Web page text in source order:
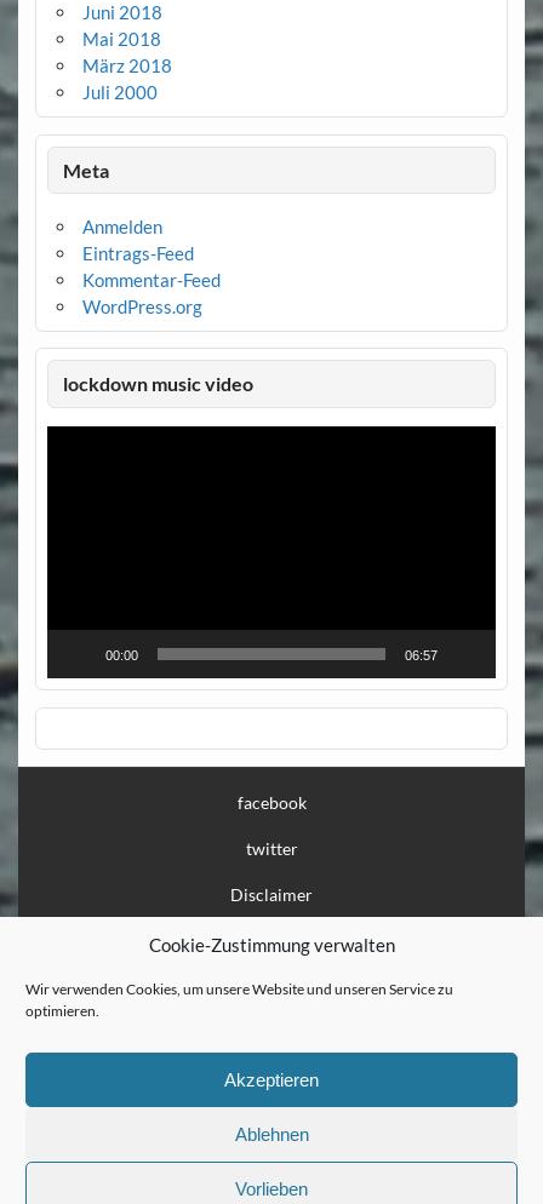
Cookie-Zustimmung verwalten
Wir verwenden Cookies, um unsere Website und unseren Service zu
optimieren.
Akzeptieren
Ablehnen
Vorlieben
Juni 2018
Mai 2018
März 2018
Juli 2000
Meta
Anmelden
Eintrags-Feed
Kommentar-Feed
WordPress.org
lockdown music video
Video-
00:00 06:57
facebook
twitter
Disclaimer
Impressum
Datenschutz
Presse
Flaschenpost
WordPressund